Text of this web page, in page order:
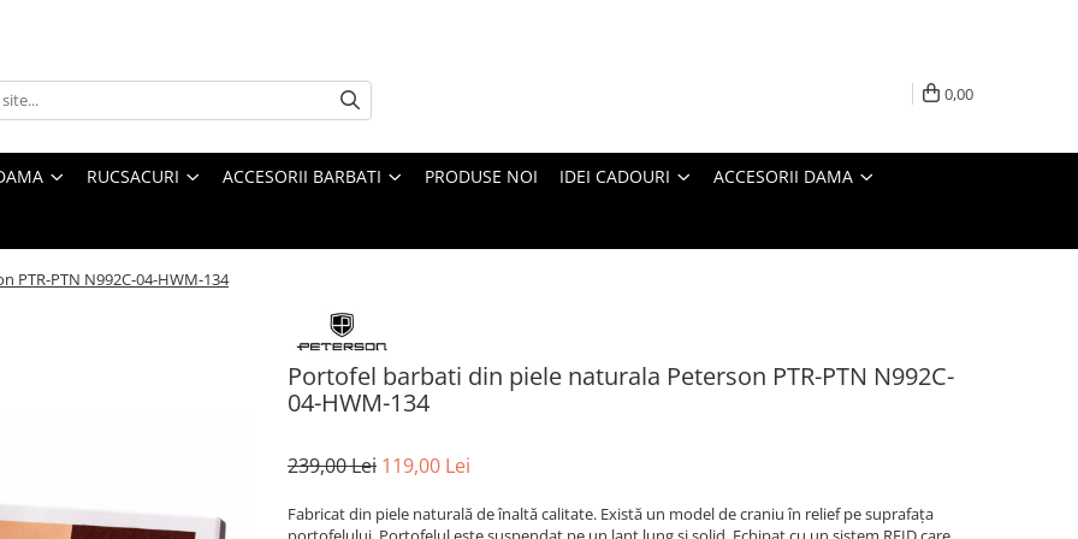
0,00
RUCSACURI ACCESORII BARBATI PRODUSE NOI IDEI CADOURI ACCESORII DAMA
PTN N992C-04-HWM-134
Portofel barbati din piele naturala Peterson PTR-PTN N992C-
04-HWM-134
239,00 Lei 119,00 Lei
Fabricat din piele naturală de înaltă calitate. Există un model de craniu în relief pe suprafața